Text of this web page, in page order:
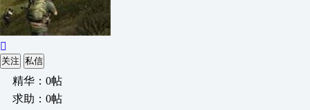

关注 私信
精华：0帖
求助：0帖